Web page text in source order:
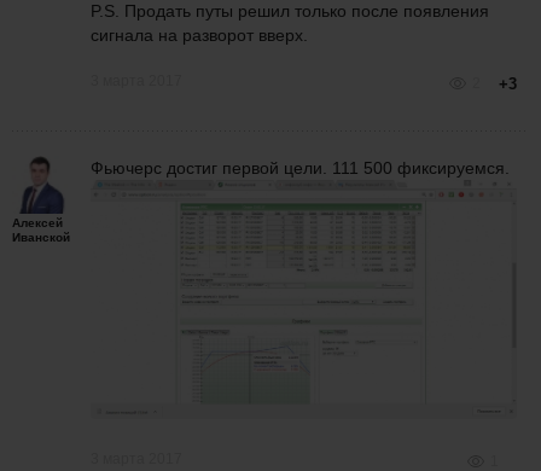
P.S. Продать путы решил только после появления
сигнала на разворот вверх.
+3
Алексей
Иванской
Фьючерс достиг первой цели. 111 500 фиксируемся.